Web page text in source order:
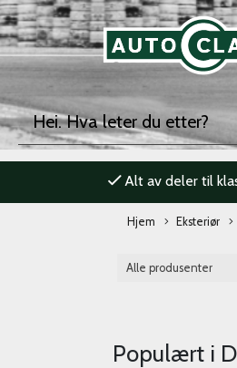
Alt av deler til
Hjem Eksteriør
Populært i